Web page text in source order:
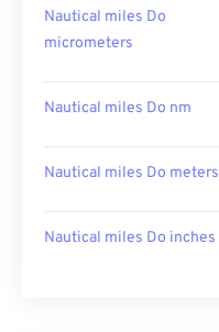
Nautical miles Do
micrometers
Nautical miles Do nm
Nautical miles Do meters
Nautical miles Do inches